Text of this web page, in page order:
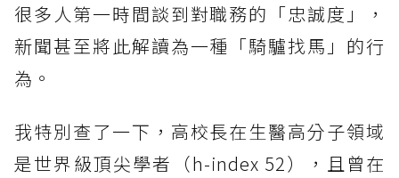
很多人第一時間談到對職務的「忠誠度」，
新聞甚至將此解讀為一種「騎驢找馬」的行
為。
我特別查了一下，高校長在生醫高分子領域
是世界級頂尖學者（h-index 52），且曾在